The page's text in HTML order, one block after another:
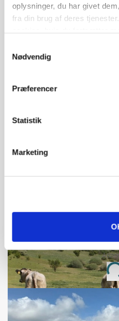
oplysninger, du har givet
fra din brug af deres
Nødvendig
Præferencer
Statistik
Marketing
POLITIK
»Nu stopper I«:
gødskningslov
Snart kan man søge